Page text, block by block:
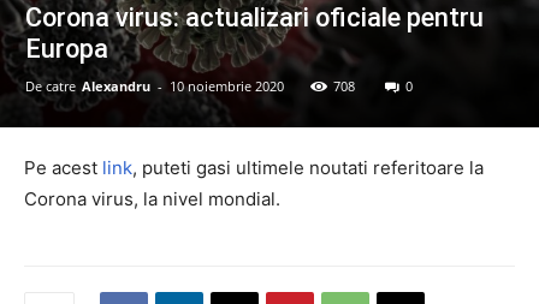
Corona virus: actualizari oficiale pentru
Europa
De catre Alexandru - 10 noiembrie 2020 708 0
Pe acest link, puteti gasi ultimele noutati referitoare la
Corona virus, la nivel mondial.